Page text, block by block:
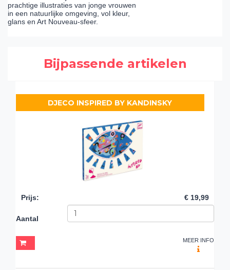
prachtige illustraties van jonge vrouwen
in een natuurlijke omgeving, vol kleur,
glans en Art Nouveau-sfeer.
Bijpassende artikelen
DJECO INSPIRED BY KANDINSKY
Prijs: € 19,99
Aantal
MEER INFO